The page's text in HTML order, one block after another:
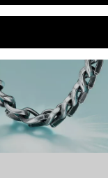
Fedi per Lui